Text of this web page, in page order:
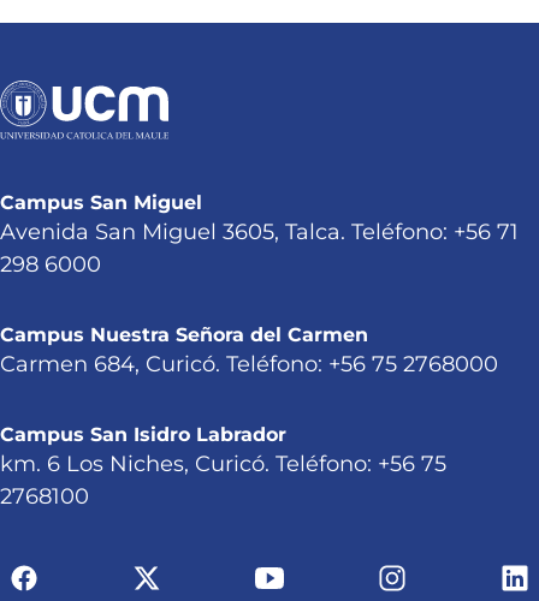
Campus San Miguel
Avenida San Miguel 3605, Talca. Teléfono: +56 71
298 6000
Campus Nuestra Señora del Carmen
Carmen 684, Curicó. Teléfono: +56 75 2768000
Campus San Isidro Labrador
km. 6 Los Niches, Curicó. Teléfono: +56 75
2768100